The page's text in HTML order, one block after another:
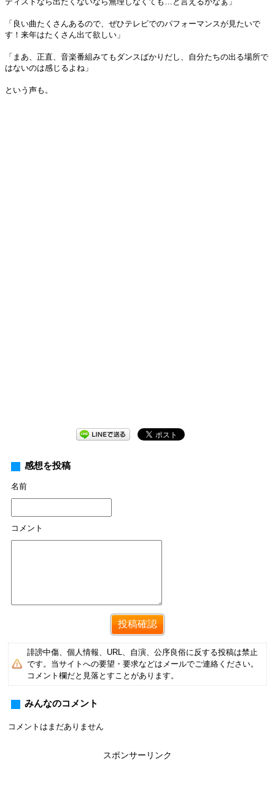
「良い曲たくさんあるので、ぜひテレビでのパフォーマンスが見たいで
す！来年はたくさん出て欲しい」
「まあ、正直、音楽番組みてもダンスばかりだし、自分たちの出る場所で
はないのは感じるよね」
という声も。
感想を投稿
名前
コメント
誹謗中傷、個人情報、URL、自演、公序良俗に反する投稿は禁止
です。当サイトへの要望・要求などはメールでご連絡ください。
コメント欄だと見落とすことがあります。
みんなのコメント
コメントはまだありません
スポンサーリンク